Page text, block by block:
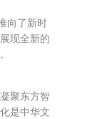
向了新时
现全新的
聚东方智
是中华文